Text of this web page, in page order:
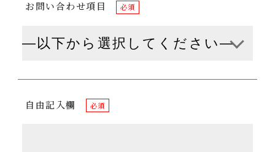
お問い合わせ項目 必須
自由記入欄 必須